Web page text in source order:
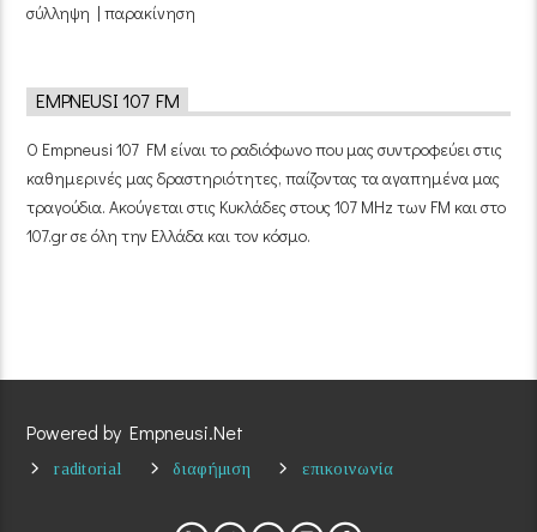
σύλληψη | παρακίνηση
EMPNEUSI 107 FM
Ο Empneusi 107 FM είναι το ραδιόφωνο που μας συντροφεύει στις
καθημερινές μας δραστηριότητες, παίζοντας τα αγαπημένα μας
τραγούδια. Ακούγεται στις Κυκλάδες στους 107 MHz των FM και στο
107.gr σε όλη την Ελλάδα και τον κόσμο.
Powered by Empneusi.Net
raditorial διαφήμιση επικοινωνία